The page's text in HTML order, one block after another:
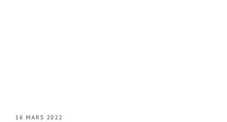
PUBLIÉ
16 MARS 2022